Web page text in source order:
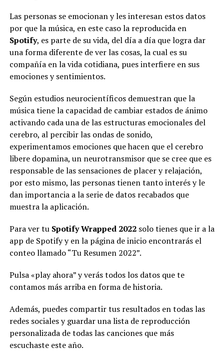
Las personas se emocionan y les interesan estos datos
por que la música, en este caso la reproducida en
Spotify, es parte de su vida, del día a día que logra dar
una forma diferente de ver las cosas, la cual es su
compañía en la vida cotidiana, pues interfiere en sus
emociones y sentimientos.
Según estudios neurocientíficos demuestran que la
música tiene la capacidad de cambiar estados de ánimo
activando cada una de las estructuras emocionales del
cerebro, al percibir las ondas de sonido,
experimentamos emociones que hacen que el cerebro
libere dopamina, un neurotransmisor que se cree que es
responsable de las sensaciones de placer y relajación,
por esto mismo, las personas tienen tanto interés y le
dan importancia a la serie de datos recabados que
muestra la aplicación.
Para ver tu Spotify Wrapped 2022solo tienes que ir a la
app de Spotify y en la página de inicio encontrarás el
conteo llamado “Tu Resumen 2022”.
Pulsa «play ahora” y verás todos los datos que te
contamos más arriba en forma de historia.
Además, puedes compartir tus resultados en todas las
redes sociales y guardar una lista de reproducción
personalizada de todas las canciones que más
escuchaste este año.